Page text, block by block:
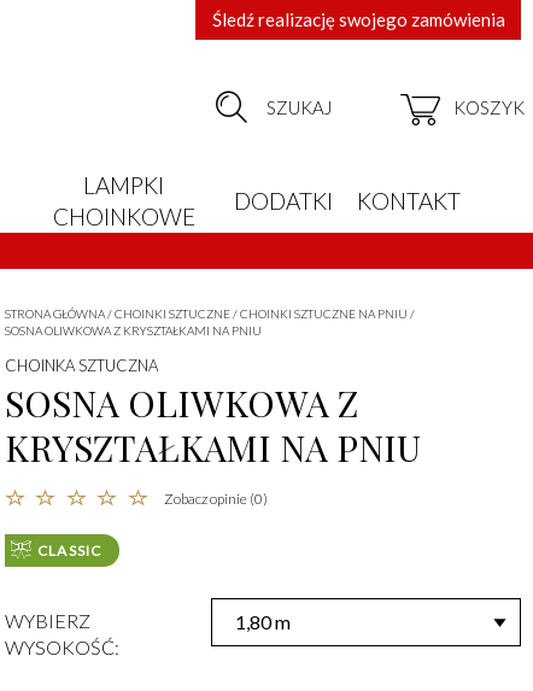
SZUKAJ KOSZYK
Śledź realizację swojego zamówienia
LAMPKI
CHOINKOWE
DODATKI KONTAKT
STRONA GŁÓWNA/CHOINKI SZTUCZNE/CHOINKI SZTUCZNE NA PNIU /
SOSNA OLIWKOWA Z KRYSZTAŁKAMI NA PNIU
CHOINKA SZTUCZNA
SOSNA OLIWKOWA Z
KRYSZTAŁKAMI NA PNIU
Zobacz opinie (0)
CLASSIC
WYBIERZ
WYSOKOŚĆ: